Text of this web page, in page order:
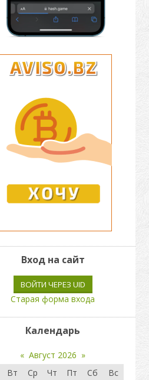
Вход на сайт
ВОЙТИ ЧЕРЕЗ UID
Старая форма входа
Календарь
« Август 2026 »
Вт Ср Чт Пт Сб
Вс